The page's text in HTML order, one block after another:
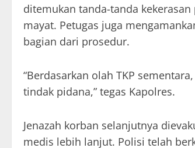
ditemukan tanda-tanda
mayat. Petugas juga
bagian dari prosedur.
“Berdasarkan olah TKP
tindak pidana,” tegas Kapolres.
Jenazah korban selanjutnya
medis lebih lanjut. Polisi telah